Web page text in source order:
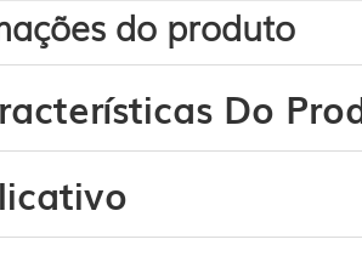
do produto
Do